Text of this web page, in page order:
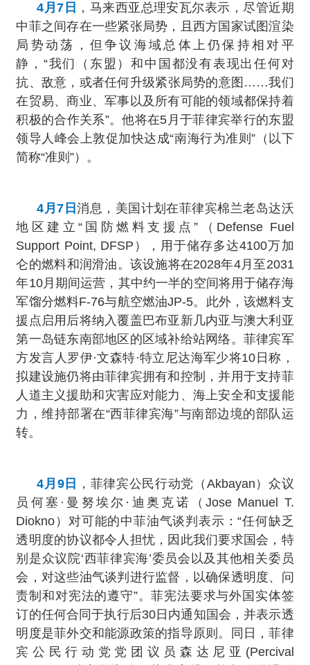
4月7日 ，马来西亚总理安瓦尔表示，尽管近期
中菲之间存在一些紧张局势，且西方国家试图渲染
局势动荡，但争议海域总体上仍保持相对平
静，“我们（东盟）和中国都没有表现出任何对
抗、敌意，或者任何升级紧张局势的意图……我们
在贸易、商业、军事以及所有可能的领域都保持着
积极的合作关系”。他将在5月于菲律宾举行的东盟
领导人峰会上敦促加快达成“南海行为准则”（以下
简称“准则”）。
4月7日消息，美国计划在菲律宾棉兰老岛达沃
地区建立“国防燃料支援点”（Defense Fuel
Support Point, DFSP），用于储存多达4100万加
仑的燃料和润滑油。该设施将在2028年4月至2031
年10月期间运营，其中约一半的空间将用于储存海
军馏分燃料F-76与航空燃油JP-5。此外，该燃料支
援点启用后将纳入覆盖巴布亚新几内亚与澳大利亚
第一岛链东南部地区的区域补给站网络。菲律宾军
方发言人罗伊·文森特·特立尼达海军少将10日称，
拟建设施仍将由菲律宾拥有和控制，并用于支持菲
人道主义援助和灾害应对能力、海上安全和支援能
力，维持部署在“西菲律宾海”与南部边境的部队运
转。
4月9日
，菲律宾公民行动党（Akbayan）众议
员何塞·曼努埃尔·迪奥克诺（Jose Manuel T.
Diokno）对可能的中菲油气谈判表示：“任何缺乏
透明度的协议都令人担忧，因此我们要求国会，特
别是众议院‘西菲律宾海’委员会以及其他相关委员
会，对这些油气谈判进行监督，以确保透明度、问
责制和对宪法的遵守”。菲宪法要求与外国实体签
订的任何合同于执行后30日内通知国会，并表示透
明度是菲外交和能源政策的指导原则。同日，菲律
宾公民行动党党团议员森达尼亚(Percival